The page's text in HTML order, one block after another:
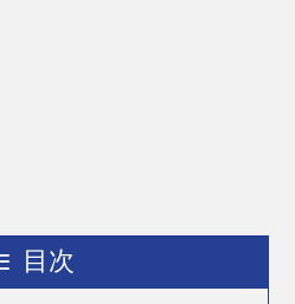
目次